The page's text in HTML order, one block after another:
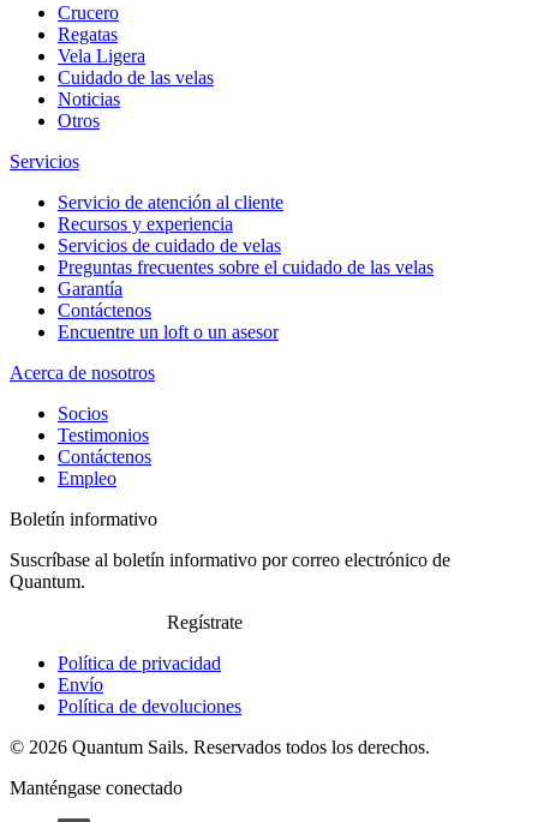
Crucero
Regatas
Vela Ligera
Cuidado de las velas
Noticias
Otros
Servicios
Servicio de atención al cliente
Recursos y experiencia
Servicios de cuidado de velas
Preguntas frecuentes sobre el cuidado de las velas
Garantía
Contáctenos
Encuentre un loft o un asesor
Acerca de nosotros
Socios
Testimonios
Contáctenos
Empleo
Boletín informativo
Suscríbase al boletín informativo por correo electrónico de
Quantum.
Regístrate
Política de privacidad
Envío
Política de devoluciones
© 2026 Quantum Sails. Reservados todos los derechos.
Manténgase conectado